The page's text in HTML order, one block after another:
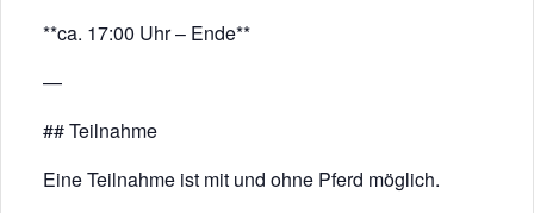
**ca. 17:00 Uhr – Ende**
—
## Teilnahme
Eine Teilnahme ist mit und ohne Pferd möglich.